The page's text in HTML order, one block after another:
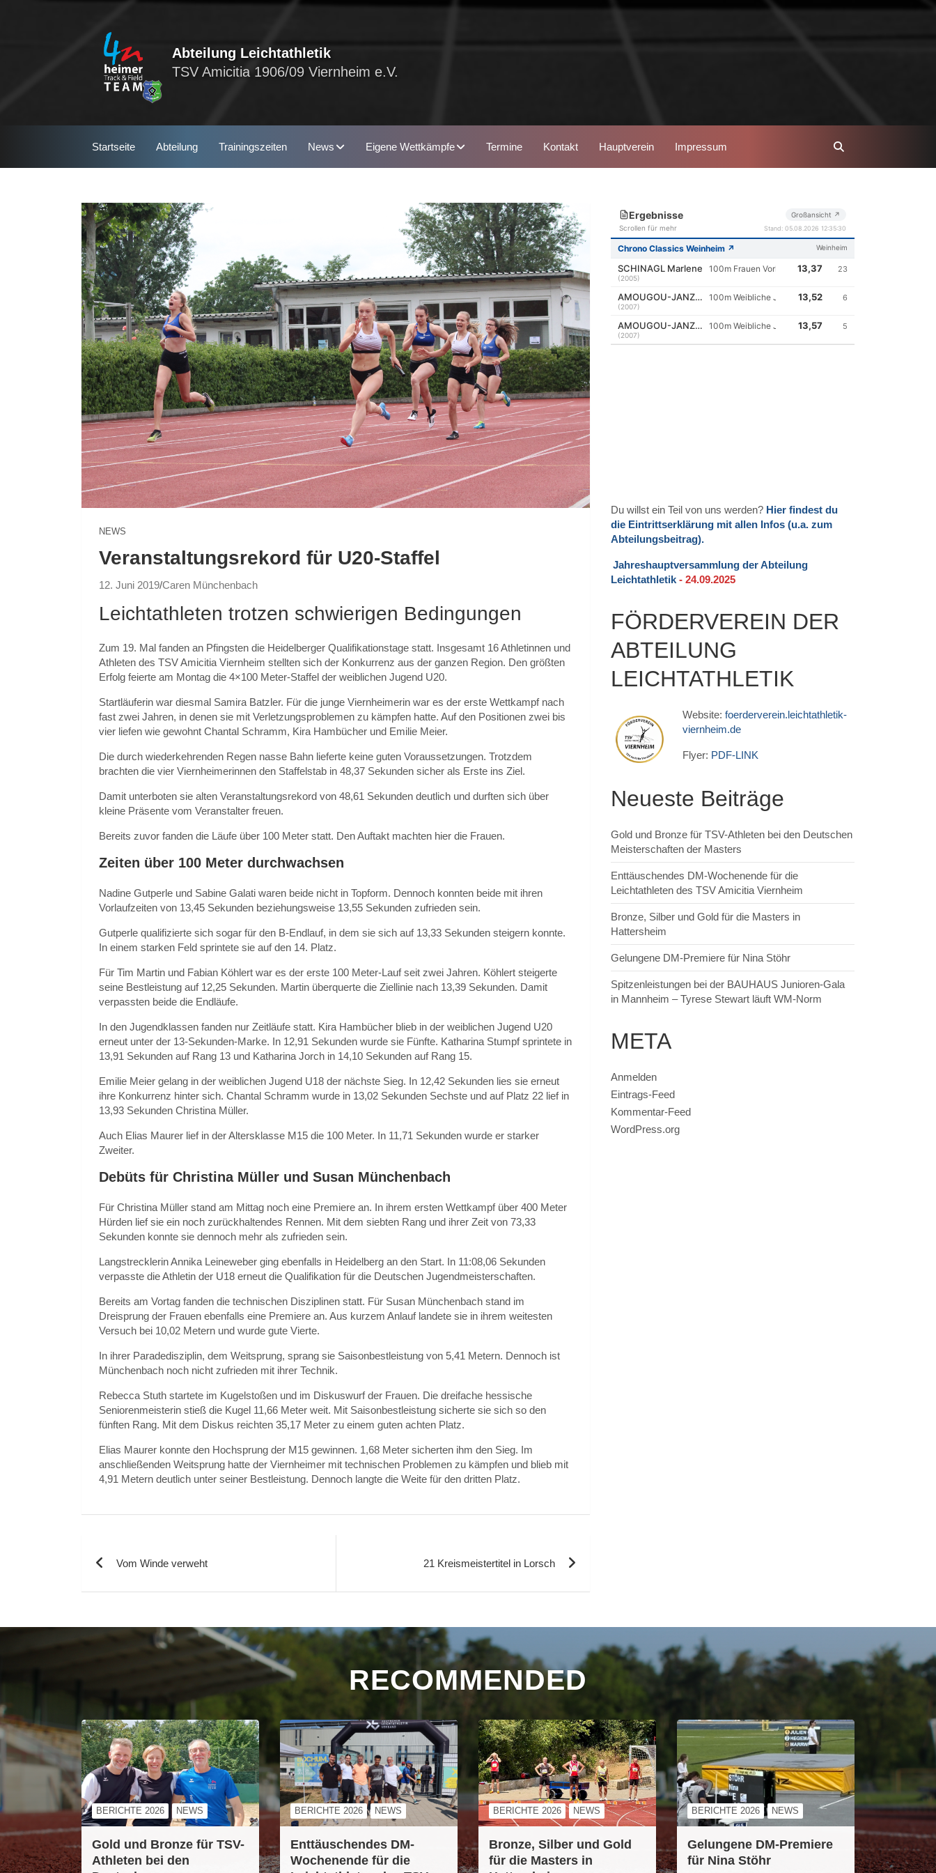
Abteilung Leichtathletik
TSV Amicitia 1906/09 Viernheim e.V.
e
a
r
c
h
Startseite Abteilung Trainingszeiten News Eigene Wettkämpfe Termine Kontakt Hauptverein Impressum
NEWS
Veranstaltungsrekord für U20-Staffel
12. Juni 2019 Caren Münchenbach
Leichtathleten trotzen schwierigen Bedingungen
Zum 19. Mal fanden an Pfingsten die Heidelberger Qualifikationstage statt. Insgesamt 16 Athletinnen und
Athleten des TSV Amicitia Viernheim stellten sich der Konkurrenz aus der ganzen Region. Den größten
Erfolg feierte am Montag die 4×100 Meter-Staffel der weiblichen Jugend U20.
Startläuferin war diesmal Samira Batzler. Für die junge Viernheimerin war es der erste Wettkampf nach
fast zwei Jahren, in denen sie mit Verletzungsproblemen zu kämpfen hatte. Auf den Positionen zwei bis
vier liefen wie gewohnt Chantal Schramm, Kira Hambücher und Emilie Meier.
Die durch wiederkehrenden Regen nasse Bahn lieferte keine guten Voraussetzungen. Trotzdem
brachten die vier Viernheimerinnen den Staffelstab in 48,37 Sekunden sicher als Erste ins Ziel.
Damit unterboten sie alten Veranstaltungsrekord von 48,61 Sekunden deutlich und durften sich über
kleine Präsente vom Veranstalter freuen.
Bereits zuvor fanden die Läufe über 100 Meter statt. Den Auftakt machten hier die Frauen.
Zeiten über 100 Meter durchwachsen
Nadine Gutperle und Sabine Galati waren beide nicht in Topform. Dennoch konnten beide mit ihren
Vorlaufzeiten von 13,45 Sekunden beziehungsweise 13,55 Sekunden zufrieden sein.
Gutperle qualifizierte sich sogar für den B-Endlauf, in dem sie sich auf 13,33 Sekunden steigern konnte.
In einem starken Feld sprintete sie auf den 14. Platz.
Für Tim Martin und Fabian Köhlert war es der erste 100 Meter-Lauf seit zwei Jahren. Köhlert steigerte
seine Bestleistung auf 12,25 Sekunden. Martin überquerte die Ziellinie nach 13,39 Sekunden. Damit
verpassten beide die Endläufe.
In den Jugendklassen fanden nur Zeitläufe statt. Kira Hambücher blieb in der weiblichen Jugend U20
erneut unter der 13-Sekunden-Marke. In 12,91 Sekunden wurde sie Fünfte. Katharina Stumpf sprintete in
13,91 Sekunden auf Rang 13 und Katharina Jorch in 14,10 Sekunden auf Rang 15.
Emilie Meier gelang in der weiblichen Jugend U18 der nächste Sieg. In 12,42 Sekunden lies sie erneut
ihre Konkurrenz hinter sich. Chantal Schramm wurde in 13,02 Sekunden Sechste und auf Platz 22 lief in
13,93 Sekunden Christina Müller.
Auch Elias Maurer lief in der Altersklasse M15 die 100 Meter. In 11,71 Sekunden wurde er starker
Zweiter.
Debüts für Christina Müller und Susan Münchenbach
Für Christina Müller stand am Mittag noch eine Premiere an. In ihrem ersten Wettkampf über 400 Meter
Hürden lief sie ein noch zurückhaltendes Rennen. Mit dem siebten Rang und ihrer Zeit von 73,33
Sekunden konnte sie dennoch mehr als zufrieden sein.
Langstrecklerin Annika Leineweber ging ebenfalls in Heidelberg an den Start. In 11:08,06 Sekunden
verpasste die Athletin der U18 erneut die Qualifikation für die Deutschen Jugendmeisterschaften.
Bereits am Vortag fanden die technischen Disziplinen statt. Für Susan Münchenbach stand im
Dreisprung der Frauen ebenfalls eine Premiere an. Aus kurzem Anlauf landete sie in ihrem weitesten
Versuch bei 10,02 Metern und wurde gute Vierte.
In ihrer Paradedisziplin, dem Weitsprung, sprang sie Saisonbestleistung von 5,41 Metern. Dennoch ist
Münchenbach noch nicht zufrieden mit ihrer Technik.
Rebecca Stuth startete im Kugelstoßen und im Diskuswurf der Frauen. Die dreifache hessische
Seniorenmeisterin stieß die Kugel 11,66 Meter weit. Mit Saisonbestleistung sicherte sie sich so den
fünften Rang. Mit dem Diskus reichten 35,17 Meter zu einem guten achten Platz.
Elias Maurer konnte den Hochsprung der M15 gewinnen. 1,68 Meter sicherten ihm den Sieg. Im
anschließenden Weitsprung hatte der Viernheimer mit technischen Problemen zu kämpfen und blieb mit
4,91 Metern deutlich unter seiner Bestleistung. Dennoch langte die Weite für den dritten Platz.
Vom Winde verweht 21 Kreismeistertitel in Lorsch
Du willst ein Teil von uns werden? Hier findest du
die Eintrittserklärung mit allen Infos (u.a. zum
Abteilungsbeitrag).
Jahreshauptversammlung der Abteilung
Leichtathletik - 24.09.2025
FÖRDERVEREIN DER
ABTEILUNG
LEICHTATHLETIK
Website: foerderverein.leichtathletik-
viernheim.de
Flyer: PDF-LINK
Neueste Beiträge
Gold und Bronze für TSV-Athleten bei den Deutschen
Meisterschaften der Masters
Enttäuschendes DM-Wochenende für die
Leichtathleten des TSV Amicitia Viernheim
Bronze, Silber und Gold für die Masters in
Hattersheim
Gelungene DM-Premiere für Nina Stöhr
Spitzenleistungen bei der BAUHAUS Junioren-Gala
in Mannheim – Tyrese Stewart läuft WM-Norm
META
Anmelden
Eintrags-Feed
Kommentar-Feed
WordPress.org
RECOMMENDED
BERICHTE 2026 NEWS
Gold und Bronze für TSV-
Athleten bei den
BERICHTE 2026 NEWS
Enttäuschendes DM-
Wochenende für die
BERICHTE 2026 NEWS
Bronze, Silber und Gold
für die Masters in
BERICHTE 2026 NEWS
Gelungene DM-Premiere
für Nina Stöhr